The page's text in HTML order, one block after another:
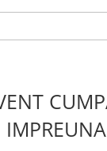
IMPREUNA